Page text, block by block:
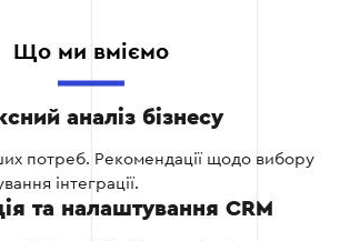
CRM для вашого бізнесу.
замовлень.
Що ми вміємо
аналіз бізнесу
потреб. Рекомендації щодо вибору
інтеграції.
та налаштування CRM